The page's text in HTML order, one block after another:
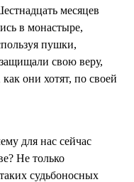
месяцев
в монастыре,
пушки,
свою веру,
они хотят, по своей
для нас сейчас
Не только
судьбоносных